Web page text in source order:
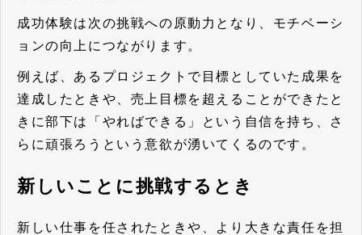
成功体験は次の挑戦への原動力となり、モチベーシ
ョンの向上につながります。
例えば、あるプロジェクトで目標としていた成果を
達成したときや、売上目標を超えることができたと
きに部下は「やればできる」という自信を持ち、さ
らに頑張ろうという意欲が湧いてくるのです。
新しいことに挑戦するとき
新しい仕事を任されたときや、より大きな責任を担